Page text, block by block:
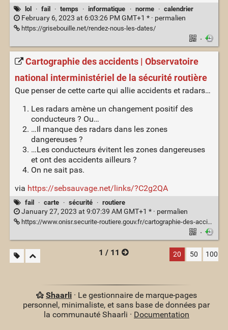
lol · fail · temps · informatique · norme · calendrier
February 6, 2023 at 6:03:26 PM GMT+1 * · permalien
https://grisebouille.net/rendez-nous-les-dates/
·
Cartographie des accidents | Observatoire
national interministériel de la sécurité routière
Que penser de cette carte qui allie accidents et radars…
Les radars amène un changement positif des
conducteurs ? Ou…
…Il manque des radars dans les zones
dangereuses ?
…Les conducteurs évitent les zones dangereuses
et ont des accidents ailleurs ?
On ne sait pas.
via https://sebsauvage.net/links/?C2g2QA
fail · carte · sécurité · routiere
January 27, 2023 at 9:07:39 AM GMT+1 * · permalien
https://www.onisr.securite-routiere.gouv.fr/cartographie-des-accidents-metropole-dom-tom
·
1 / 11
20 50 100
Shaarli· Le gestionnaire de marque-pages
personnel, minimaliste, et sans base de données par
la communauté Shaarli · Documentation